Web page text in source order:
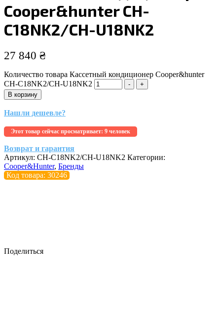
Cooper&hunter CH-
C18NK2/CH-U18NK2
27 840 ₴
Количество товара Кассетный кондиционер Cooper&hunter
CH-C18NK2/CH-U18NK2
-
+
В корзину
Нашли дешевле?
Этот товар сейчас просматривает: 9 человек
Возврат и гарантия
Артикул: CH-C18NK2/CH-U18NK2 Категории:
Cooper&Hunter, Бренды
Код товара: 30246
Поделиться